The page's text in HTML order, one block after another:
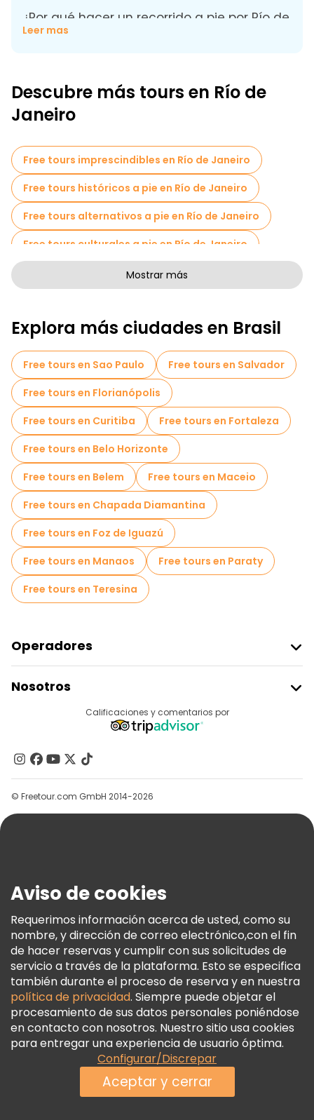
¿Por qué hacer un recorrido a pie por Río de
Janeiro?
Janeiro:
Leer mas
Descubre más tours en Río de
Janeiro
Free tours imprescindibles en Río de Janeiro
Free tours históricos a pie en Río de Janeiro
Free tours alternativos a pie en Río de Janeiro
Free tours culturales a pie en Río de Janeiro
Free tours de arte a pie en Río de Janeiro
Actividades deportivas en Río de Janeiro
Tours fotográficos en Río de Janeiro
Museos en Río de Janeiro
Tours de degustación locales en Río de Janeiro
Free tours de un día en Río de Janeiro
Free tours nocturnos a pie en Río de Janeiro
Tours en bicicleta en Río de Janeiro
Tours gastronómicos en Río de Janeiro
Free tours cerca Christ the Redeemer
Free tours cerca Tijuca National Park
Mostrar más
Explora más ciudades en Brasil
Free tours en Sao Paulo
Free tours en Salvador
Free tours en Florianópolis
Free tours en Curitiba
Free tours en Fortaleza
Free tours en Belo Horizonte
Free tours en Belem
Free tours en Maceio
Free tours en Chapada Diamantina
Free tours en Foz de Iguazú
Free tours en Manaos
Free tours en Paraty
Free tours en Teresina
Operadores
Acceder Como Proveedor
Programa De Afiliados
Nosotros
Contacto
Grupos
Ayuda
Términos E Información Legal
Política De Cookies
Freetour Premios
Programa De Fidelidad
Calificaciones y comentarios por
© Freetour.com GmbH 2014-2026
Aviso de cookies
Requerimos información acerca de usted, como su
nombre, y dirección de correo electrónico,con el fin
de hacer reservas y cumplir con sus solicitudes de
servicio a través de la plataforma. Esto se especifica
también durante el proceso de reserva y en nuestra
política de privacidad. Siempre puede objetar el
procesamiento de sus datos personales poniéndose
en contacto con nosotros. Nuestro sitio usa cookies
para entregar una experiencia de usuario óptima.
Configurar/Discrepar
Aceptar y cerrar